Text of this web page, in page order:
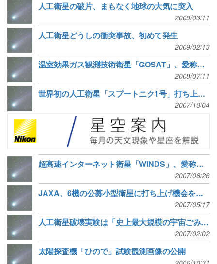
人工衛星の破片、まもなく地球の大気に突入
2009/03/11
人工衛星どうしの衝突事故、初めて発生
2009/02/13
温室効果ガス観測技術衛星「GOSAT」、愛称を募集
2008/07/11
世界初の人工衛星「スプートニク1号」打ち上げ50周年
2007/10/04
超高速インターネット衛星「WINDS」、愛称を募集
2007/06/26
JAXA、6機の公募小型衛星に打ち上げ機会を提供
2007/05/17
人工衛星破壊実験は「史上最大規模の宇宙ごみ投棄」
2007/02/02
太陽探査機「ひので」試験観測画像の公開